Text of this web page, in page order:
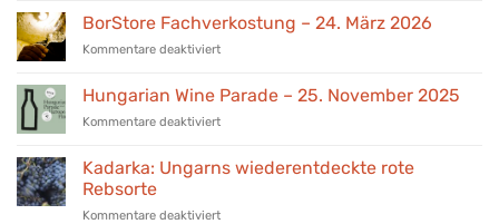
World
Wine
Awards
Ungarns
Weine
unserer
BorStore Fachverkostung – 24. März 2026
Kommentare deaktiviertfür
Fachverkostung
–
24.
2026
Hungarian Wine Parade – 25. November 2025
Kommentare deaktiviertfür
Parade
25.
Kadarka: Ungarns wiederentdeckte rote
Rebsorte
Kommentare deaktiviertfür